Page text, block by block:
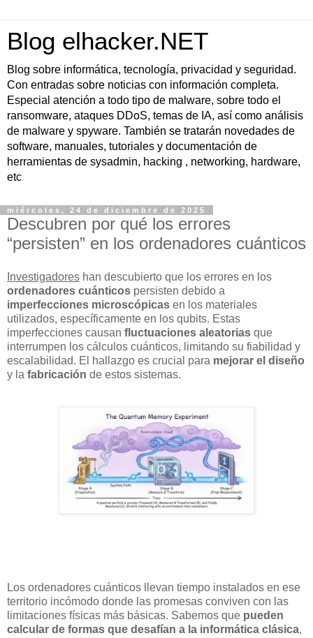
Blog elhacker.NET
Blog sobre informática, tecnología, privacidad y seguridad.
Con entradas sobre noticias con información completa.
Especial atención a todo tipo de malware, sobre todo el
ransomware, ataques DDoS, temas de IA, así como análisis
de malware y spyware. También se tratarán novedades de
software, manuales, tutoriales y documentación de
herramientas de sysadmin, hacking , networking, hardware,
etc
miércoles, 24 de diciembre de 2025
Descubren por qué los errores
“persisten” en los ordenadores cuánticos
Investigadores han descubierto que los errores en los
ordenadores cuánticos persisten debido a
imperfecciones microscópicas en los materiales
utilizados, específicamente en los qubits. Estas
imperfecciones causan fluctuaciones aleatorias que
interrumpen los cálculos cuánticos, limitando su fiabilidad y
escalabilidad. El hallazgo es crucial para mejorar el diseño
y la fabricación de estos sistemas.
Los ordenadores cuánticos llevan tiempo instalados en ese
territorio incómodo donde las promesas conviven con las
limitaciones físicas más básicas. Sabemos que pueden
calcular de formas que desafían a la informática clásica,